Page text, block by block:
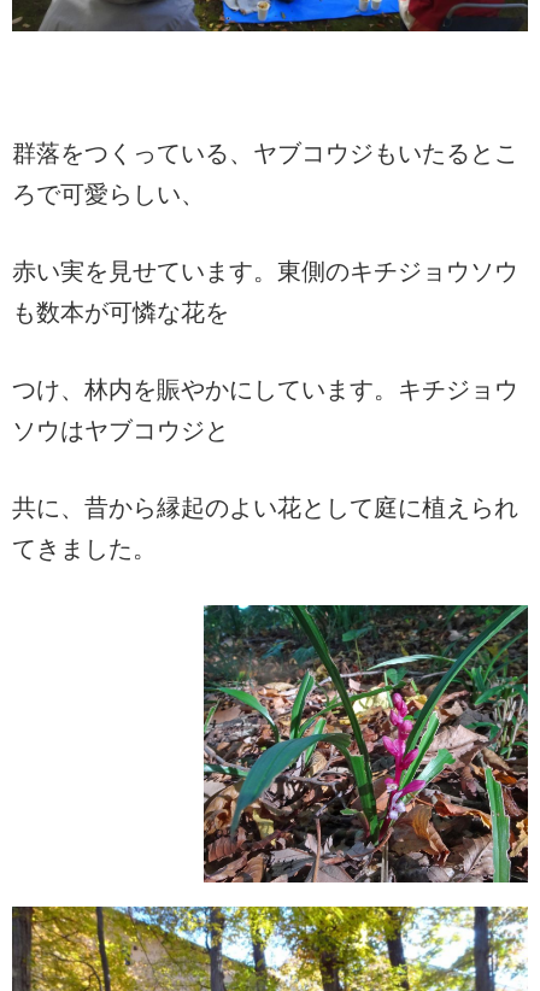
群落をつくっている、ヤブコウジもいたるとこ
ろで可愛らしい、
赤い実を見せています。東側のキチジョウソウ
も数本が可憐な花を
つけ、林内を賑やかにしています。キチジョウ
ソウはヤブコウジと
共に、昔から縁起のよい花として庭に植えられ
てきました。